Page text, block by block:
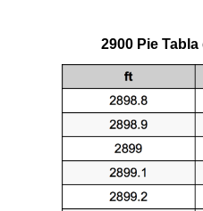
2900 Pie